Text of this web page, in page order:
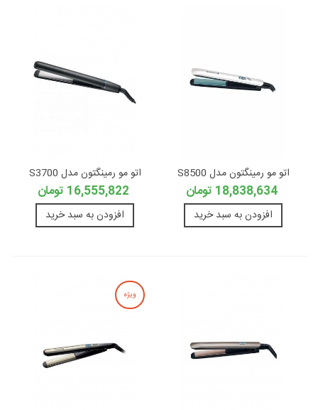
اتو مو رمینگتون مدل S8500
18,838,634 تومان
افزودن به سبد خرید
اتو مو رمینگتون مدل S3700
16,555,822 تومان
افزودن به سبد خرید
ویژه